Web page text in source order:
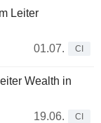
Leiter
01.07.
CI
Wealth in
19.06.
CI